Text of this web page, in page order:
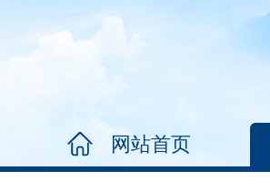
网站首页